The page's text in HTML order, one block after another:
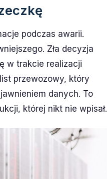
podczas awarii.
Zła decyzja
w trakcie realizacji
przewozowy, który
danych. To
której nikt nie wpisał.